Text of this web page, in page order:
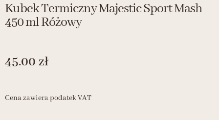
Kubek Termiczny Majestic Sport Mash
450 ml Różowy
45.00 zł
Cena zawiera podatek VAT